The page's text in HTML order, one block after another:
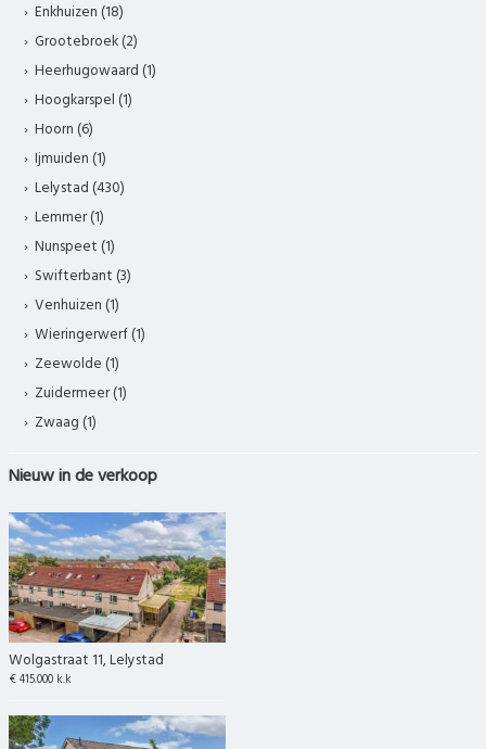
Enkhuizen (18)
Grootebroek (2)
Heerhugowaard (1)
Hoogkarspel (1)
Hoorn (6)
Ijmuiden (1)
Lelystad (430)
Lemmer (1)
Nunspeet (1)
Swifterbant (3)
Venhuizen (1)
Wieringerwerf (1)
Zeewolde (1)
Zuidermeer (1)
Zwaag (1)
Nieuw in de verkoop
Wolgastraat 11, Lelystad
€ 415.000 k.k